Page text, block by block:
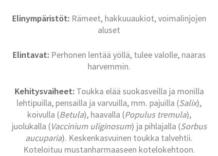
Elinympäristöt:Rämeet, hakkuuaukiot, voimalinjojen
aluset
Elintavat:Perhonen lentää yöllä, tulee valolle, naaras
harvemmin.
Kehitysvaiheet:Toukka elää suokasveilla ja monilla
lehtipuilla, pensailla ja varvuilla, mm. pajuilla (Salix),
koivulla (Betula), haavalla (Populus tremula),
juolukalla (Vaccinium uliginosum) ja pihlajalla (Sorbus
aucuparia). Keskenkasvuinen toukka talvehtii.
Koteloituu mustanharmaaseen kotelokehtoon.